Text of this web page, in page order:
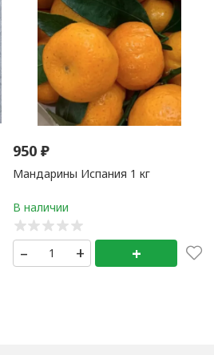
950₽
Мандарины Испания 1 кг
– + +